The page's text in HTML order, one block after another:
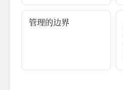
管理的边界